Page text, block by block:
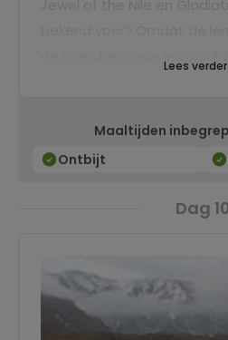
het uitzicht van de hoge
uitkijken!
Lees verder
Maaltijden
Ontbijt
Dag